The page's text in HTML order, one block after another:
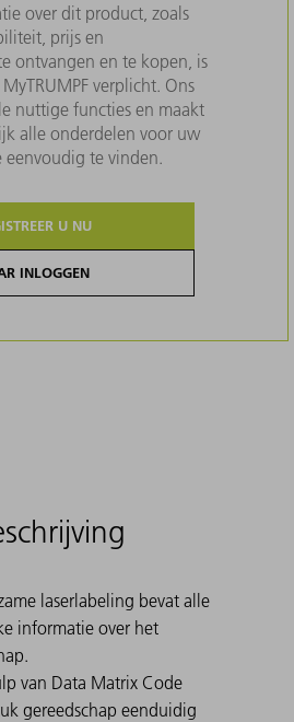
over dit product, zoals
prijs en
ontvangen en te kopen, is
verplicht. Ons
nuttige functies en maakt
alle onderdelen voor uw
eenvoudig te vinden.
U NU
INLOGGEN
laserlabeling bevat alle
informatie over het
van Data Matrix Code
gereedschap eenduidig